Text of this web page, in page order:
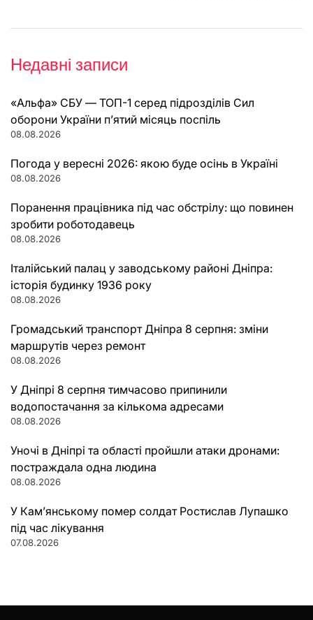
Недавні записи
«Альфа» СБУ — ТОП-1 серед підрозділів Сил
оборони України п’ятий місяць поспіль
08.08.2026
Погода у вересні 2026: якою буде осінь в Україні
08.08.2026
Поранення працівника під час обстрілу: що повинен
зробити роботодавець
08.08.2026
Італійський палац у заводському районі Дніпра:
історія будинку 1936 року
08.08.2026
Громадський транспорт Дніпра 8 серпня: зміни
маршрутів через ремонт
08.08.2026
У Дніпрі 8 серпня тимчасово припинили
водопостачання за кількома адресами
08.08.2026
Уночі в Дніпрі та області пройшли атаки дронами:
постраждала одна людина
08.08.2026
У Кам’янському помер солдат Ростислав Лупашко
під час лікування
07.08.2026